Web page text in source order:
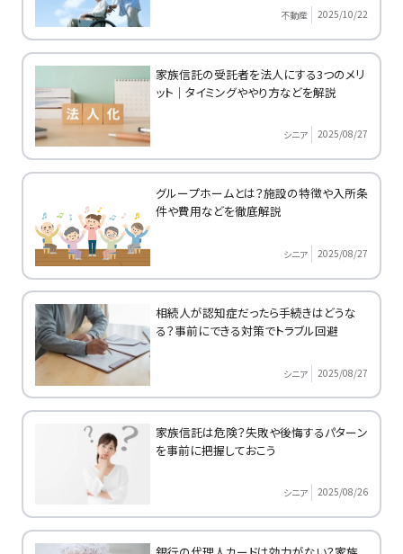
不動産 2025/10/22
家族信託の受託者を法人にする3つのメリ
ット｜タイミングややり方などを解説
シニア 2025/08/27
グループホームとは？施設の特徴や入所条
件や費用などを徹底解説
シニア 2025/08/27
相続人が認知症だったら手続きはどうな
る？事前にできる対策でトラブル回避
シニア 2025/08/27
家族信託は危険？失敗や後悔するパターン
を事前に把握しておこう
シニア 2025/08/26